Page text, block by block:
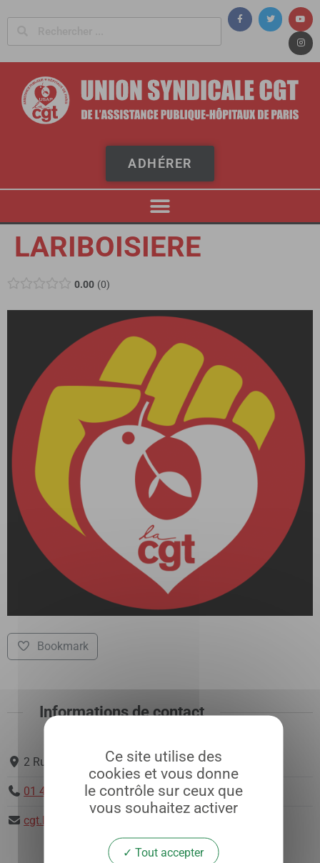
ADHÉRER
LARIBOISIERE
0.00 0
Bookmark
Informations de contact
2 Rue Ambroise Paré, 75010 Paris
01 49 95 63 63
cgt.lariboisiere@lrb.aphp.fr
Ce site utilise des
cookies et vous donne
le contrôle sur ceux que
vous souhaitez activer
Tout accepter